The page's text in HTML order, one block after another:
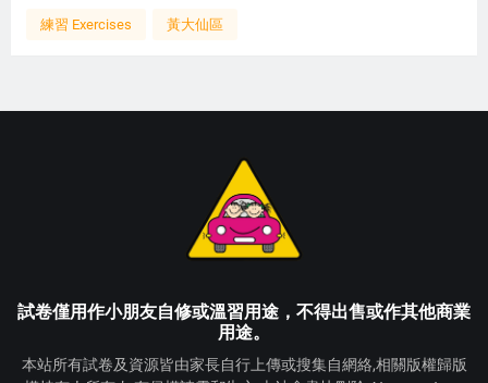
練習 Exercises 黃大仙區
試卷僅用作小朋友自修或溫習用途，不得出售或作其他商業
用途。
本站所有試卷及資源皆由家長自行上傳或搜集自網絡,相關版權歸版